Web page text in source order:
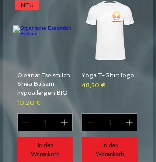
NEU
Oleanat Eselsmilch
Shea Balsam
hypoallergen BIO
Preis
10,20 €
In den
Warenkorb
Yoga T-Shirt logo
Preis
48,50 €
In den
Warenkorb